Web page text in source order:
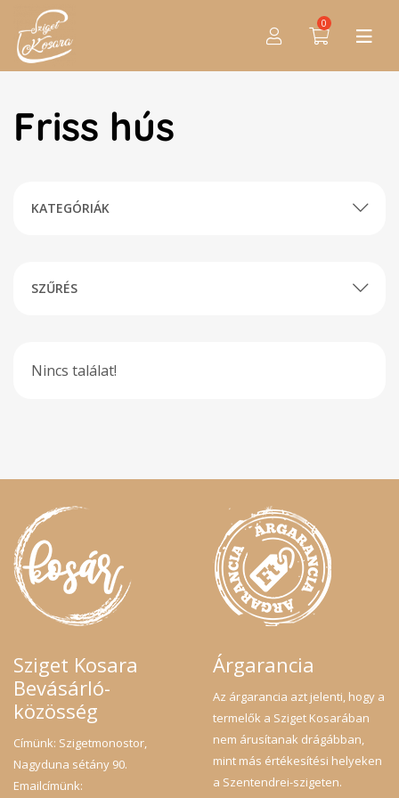
0
Friss hús
KATEGÓRIÁK
SZŰRÉS
Nincs találat!
Sziget Kosara
Bevásárló-
közösség
Címünk: Szigetmonostor,
Nagyduna sétány 90.
Emailcímünk:
Árgarancia
Az árgarancia azt jelenti, hogy a
termelők a Sziget Kosarában
nem árusítanak drágábban,
mint más értékesítési helyeken
a Szentendrei-szigeten.